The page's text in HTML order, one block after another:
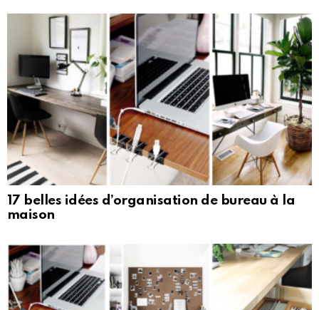
17 belles idées d’organisation de bureau à la
maison